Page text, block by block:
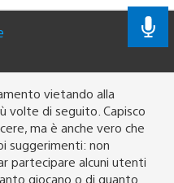
vietando alla
volte di seguito. Capisco
ma è anche vero che
suggerimenti: non
partecipare alcuni utenti
giocano o di quanto